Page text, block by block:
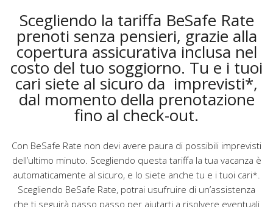
Scegliendo la tariffa BeSafe Rate
prenoti senza pensieri, grazie alla
copertura assicurativa inclusa nel
costo del tuo soggiorno. Tu e i tuoi
cari siete al sicuro da imprevisti*,
dal momento della prenotazione
fino al check-out.
Con BeSafe Rate non devi avere paura di possibili imprevisti
dell’ultimo minuto. Scegliendo questa tariffa la tua vacanza è
automaticamente al sicuro, e lo siete anche tu e i tuoi cari*.
Scegliendo BeSafe Rate, potrai usufruire di un’assistenza
che ti seguirà passo passo per aiutarti a risolvere eventuali